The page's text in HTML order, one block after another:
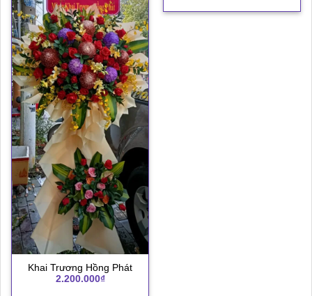
Khai Trương Hồng Phát
2.200.000₫